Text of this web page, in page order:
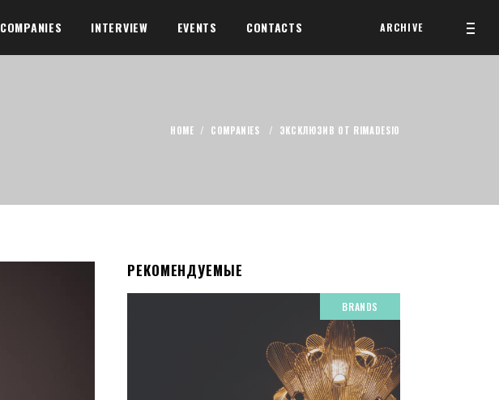
COMPANIES INTERVIEW EVENTS CONTACTS ARCHIVE
HOME / COMPANIES / ЭКСКЛЮЗИВ ОТ RIMADESIO
РЕКОМЕНДУЕМЫЕ
BRANDS